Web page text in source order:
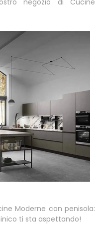
negozio di Cucine
Moderne con penisola:
ti sta aspettando!